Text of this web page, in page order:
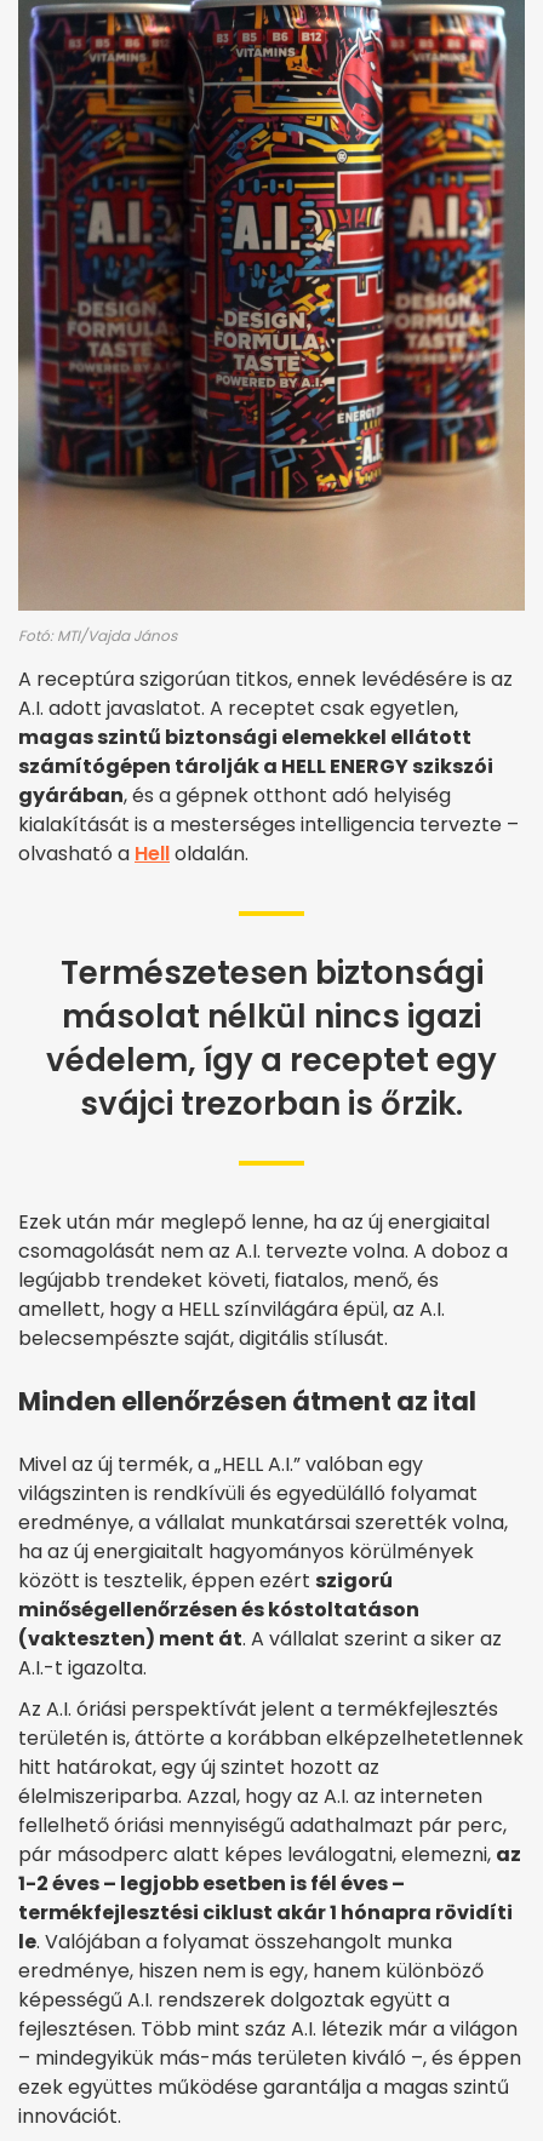
Fotó: MTI/Vajda János
A receptúra szigorúan titkos, ennek levédésére is az
A.I. adott javaslatot. A receptet csak egyetlen,
magas szintű biztonsági elemekkel ellátott
számítógépen tárolják a HELL ENERGY szikszói
gyárában, és a gépnek otthont adó helyiség
kialakítását is a mesterséges intelligencia tervezte –
olvasható a Helloldalán.
Természetesen biztonsági
másolat nélkül nincs igazi
védelem, így a receptet egy
svájci trezorban is őrzik.
Ezek után már meglepő lenne, ha az új energiaital
csomagolását nem az A.I. tervezte volna. A doboz a
legújabb trendeket követi, fiatalos, menő, és
amellett, hogy a HELL színvilágára épül, az A.I.
belecsempészte saját, digitális stílusát.
Minden ellenőrzésen átment az ital
Mivel az új termék, a „HELL A.I.” valóban egy
világszinten is rendkívüli és egyedülálló folyamat
eredménye, a vállalat munkatársai szerették volna,
ha az új energiaitalt hagyományos körülmények
között is tesztelik, éppen ezért szigorú
minőségellenőrzésen és kóstoltatáson
(vakteszten) ment át. A vállalat szerint a siker az
A.I.-t igazolta.
Az A.I. óriási perspektívát jelent a termékfejlesztés
területén is, áttörte a korábban elképzelhetetlennek
hitt határokat, egy új szintet hozott az
élelmiszeriparba. Azzal, hogy az A.I. az interneten
fellelhető óriási mennyiségű adathalmazt pár perc,
pár másodperc alatt képes leválogatni, elemezni, az
1-2 éves – legjobb esetben is fél éves –
termékfejlesztési ciklust akár 1 hónapra rövidíti
le. Valójában a folyamat összehangolt munka
eredménye, hiszen nem is egy, hanem különböző
képességű A.I. rendszerek dolgoztak együtt a
fejlesztésen. Több mint száz A.I. létezik már a világon
– mindegyikük más-más területen kiváló –, és éppen
ezek együttes működése garantálja a magas szintű
innovációt.